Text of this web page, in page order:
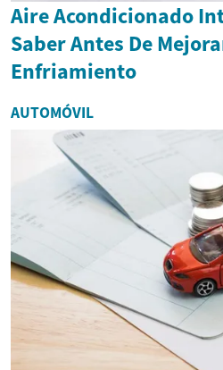
Aire Acondicionado
Saber Antes De
Enfriamiento
AUTOMÓVIL